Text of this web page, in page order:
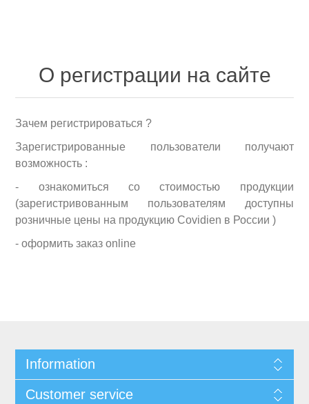
О регистрации на сайте
Зачем регистрироваться ?
Зарегистрированные пользователи получают
возможность :
- ознакомиться со стоимостью продукции
(зарегистривованным пользователям доступны
розничные цены на продукцию Covidien в России )
- оформить заказ online
Information
Customer service